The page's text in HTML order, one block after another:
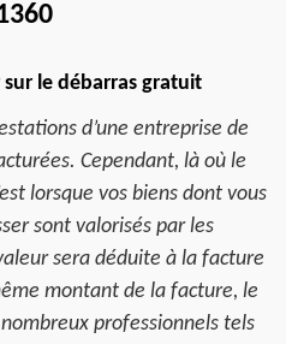
sur le débarras gratuit
d’une entreprise de
Cependant, là où le
lorsque vos biens dont vous
sont valorisés par les
sera déduite à la facture
montant de la facture, le
professionnels tels